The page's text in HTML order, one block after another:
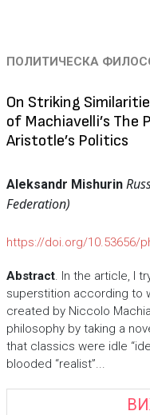
ПОЛИТИЧЕСКА
On Striking
of Machiavelli’s The
Aristotle’s Politics
Aleksandr Mishurin
Federation)
https://doi.org/10.53656/
Abstract. In the article, I
superstition according to
created by Niccolo
philosophy by taking a
that classics were idle
blooded “realist”...